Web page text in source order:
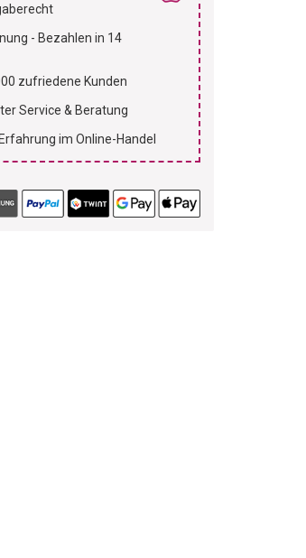
- Bezahlen in 14
zufriedene Kunden
Service & Beratung
im Online-Handel